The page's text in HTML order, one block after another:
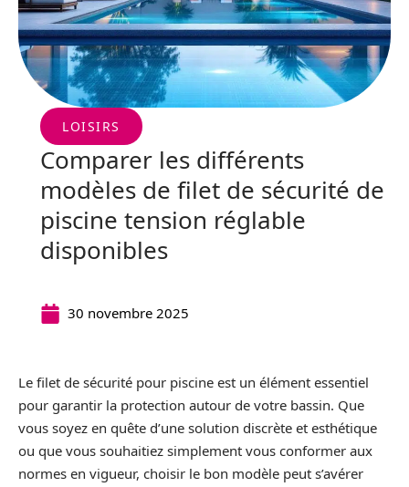
LOISIRS
Comparer les différents
modèles de filet de sécurité de
piscine tension réglable
disponibles
30 novembre 2025
Le filet de sécurité pour piscine est un élément essentiel
pour garantir la protection autour de votre bassin. Que
vous soyez en quête d’une solution discrète et esthétique
ou que vous souhaitiez simplement vous conformer aux
normes en vigueur, choisir le bon modèle peut s’avérer